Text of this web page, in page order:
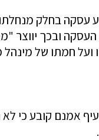
בחלק מנחלתו.
ובכך יווצר
ועל חמתו של
הסעיף אמנם קובע
.